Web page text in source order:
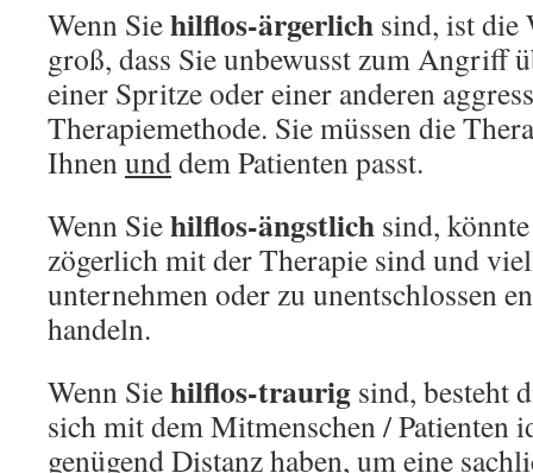
Wenn Siehilflos-ärgerlich sind, ist die
groß, dass Sie unbewusst zum Angriff
einer Spritze oder einer anderen
Therapiemethode. Sie müssen die
Ihnenunddem Patienten passt.
Wenn Siehilflos-ängstlich sind,
zögerlich mit der Therapie sind und
unternehmen oder zu unentschlossen
handeln.
Wenn Siehilflos-traurig sind, besteht
sich mit dem Mitmenschen / Patienten
genügend Distanz haben, um eine